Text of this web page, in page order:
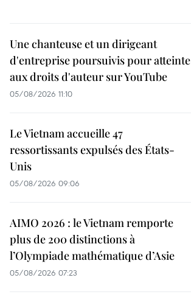
Une chanteuse et un dirigeant
d'entreprise poursuivis pour atteinte
aux droits d'auteur sur YouTube
05/08/2026 11:10
Le Vietnam accueille 47
ressortissants expulsés des États-
Unis
05/08/2026 09:06
AIMO 2026 : le Vietnam remporte
plus de 200 distinctions à
l’Olympiade mathématique d’Asie
05/08/2026 07:23